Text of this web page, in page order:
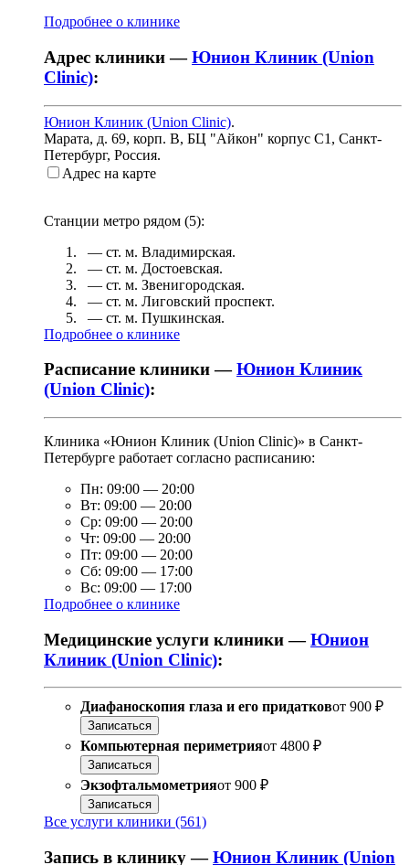
Подробнее о клинике
Адрес клиники —Юнион Клиник (Union
Clinic):
Юнион Клиник (Union Clinic).
Марата, д. 69, корп. В, БЦ "Айкон" корпус С1 , Санкт-
Петербург, Россия.
Адрес на карте
Станции метро рядом (5):
— ст. м. Владимирская.
— ст. м. Достоевская.
— ст. м. Звенигородская.
— ст. м. Лиговский проспект.
— ст. м. Пушкинская.
Подробнее о клинике
Расписание клиники —Юнион Клиник
(Union Clinic):
Клиника «Юнион Клиник (Union Clinic)» в Санкт-
Петербурге работает согласно расписанию:
Пн: 09:00 — 20:00
Вт: 09:00 — 20:00
Ср: 09:00 — 20:00
Чт: 09:00 — 20:00
Пт: 09:00 — 20:00
Сб: 09:00 — 17:00
Вс: 09:00 — 17:00
Подробнее о клинике
Медицинские услуги клиники —Юнион
Клиник (Union Clinic):
Диафаноскопия глаза и его придатковот 900 ₽
Записаться
Компьютерная периметрияот 4800 ₽
Записаться
Экзофтальмометрияот 900 ₽
Записаться
Все услуги клиники (561)
Запись в клинику —Юнион Клиник (Union